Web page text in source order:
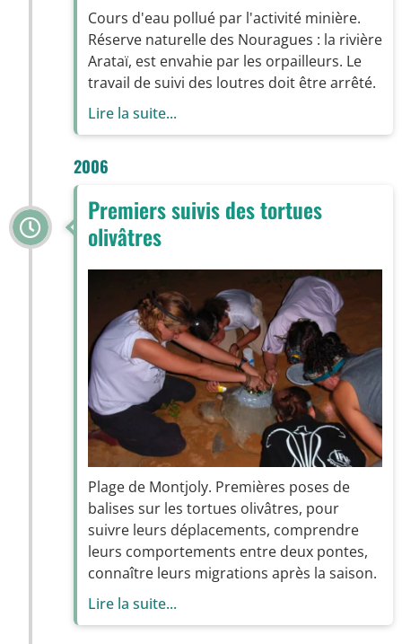
Cours d'eau pollué par l'activité minière.
Réserve naturelle des Nouragues : la rivière
Arataï, est envahie par les orpailleurs. Le
travail de suivi des loutres doit être arrêté.
Lire la suite...
2006
Premiers suivis des tortues
olivâtres
Plage de Montjoly. Premières poses de
balises sur les tortues olivâtres, pour
suivre leurs déplacements, comprendre
leurs comportements entre deux pontes,
connaître leurs migrations après la saison.
Lire la suite...